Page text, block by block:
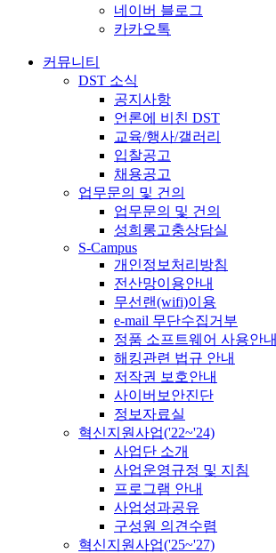
네이버 블로그
카카오톡
커뮤니티
DST 소식
공지사항
언론에 비친 DST
교육/행사/갤러리
입찰공고
채용공고
업무문의 및 건의
업무문의 및 건의
성희롱고충상담실
S-Campus
개인정보처리방침
전산망이용안내
무선랜(wifi)이용
e-mail 무단수집거부
정품 소프트웨어 사용안내
해킹관련 법규 안내
저작권 보호안내
사이버보안진단
정보자료실
혁신지원사업('22~'24)
사업단 소개
사업운영규정 및 지침
프로그램 안내
사업성과공유
구성원 의견수렴
혁신지원사업('25~'27)